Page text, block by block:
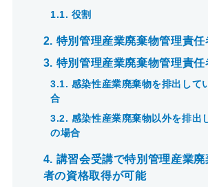
1.1. 役割
2. 特別管理産業廃棄物管理責
3. 特別管理産業廃棄物管理責
3.1. 感染性産業廃棄物を排出して
合
3.2. 感染性産業廃棄物以外を排出
の場合
4. 講習会受講で特別管理産業
者の資格取得が可能